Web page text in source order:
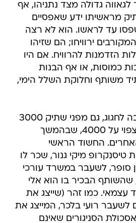
גדולה מצד נתניהו, אף
מראשיתו ידע שאפסיים
עד לראשו. הוא לא רצה
ירוויחו; הם שזיהו
הזדמנות להרוויח. אם היו
כמוסות, או אף הבנות
משותף וחלוקת השלל הימי,
לנתניהו לא היתה סיבה לחגוג, גם מפני שתיק 3000
השפיע באופן בלתי-צפוי על 4000, שבהמשך
החשוד הראשי
טיסנקרופ מיקי גנור, שכר לו
סופר, לשעבר במשרד עורכי
שהשותף הבכיר בו הוא אלי
עצמאי. כמו זהר (שייצג את
לשעבר רועי בלכר, המייצג את
הסניגורים שאינם